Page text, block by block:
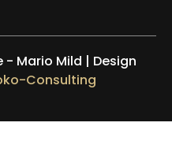
Mario Mild | Design
Consulting